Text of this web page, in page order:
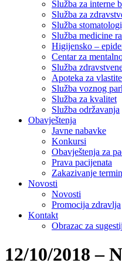
Služba za interne
Služba za
Služba
Služba medicine
Higijensko –
Centar za
Služba
Apoteka za
Služba voznog
Služba za kvalitet
Služba održavanja
Obavještenja
Javne nabavke
Konkursi
Obavještenja za
Prava pacijenata
Zakazivanje
Novosti
Novosti
Promocija zdravlja
Kontakt
Obrazac za
12/10/2018 –